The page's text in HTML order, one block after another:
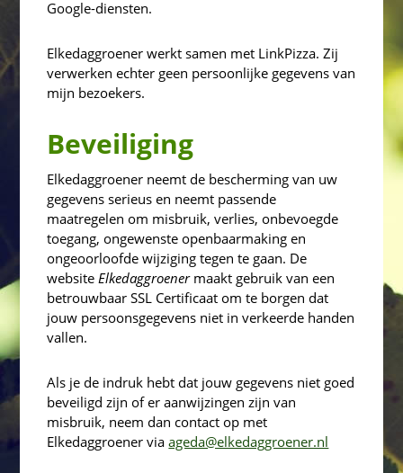
Google-diensten.
Elkedaggroener werkt samen met LinkPizza. Zij
verwerken echter geen persoonlijke gegevens van
mijn bezoekers.
Beveiliging
Elkedaggroener neemt de bescherming van uw
gegevens serieus en neemt passende
maatregelen om misbruik, verlies, onbevoegde
toegang, ongewenste openbaarmaking en
ongeoorloofde wijziging tegen te gaan. De
websiteElkedaggroener maakt gebruik van een
betrouwbaar SSL Certificaat om te borgen dat
jouw persoonsgegevens niet in verkeerde handen
vallen.
Als je de indruk hebt dat jouw gegevens niet goed
beveiligd zijn of er aanwijzingen zijn van
misbruik, neem dan contact op met
Elkedaggroener viaageda@elkedaggroener.nl